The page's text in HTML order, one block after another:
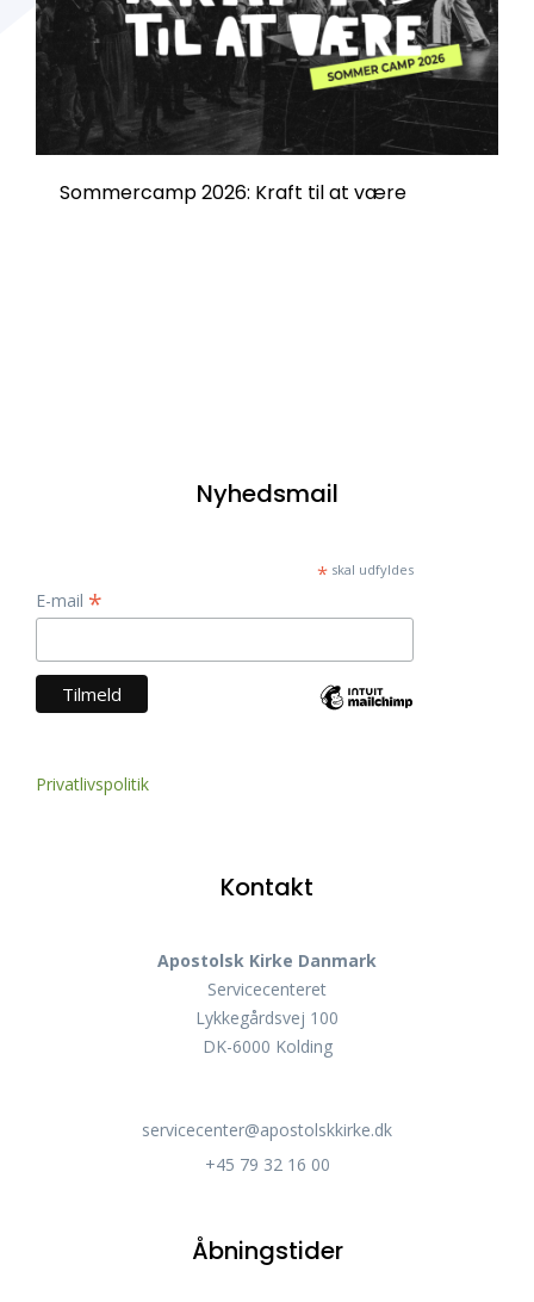
Sommercamp 2026: Kraft til at være
Nyhedsmail
*skal udfyldes
E-mail *
Privatlivspolitik
Kontakt
Apostolsk Kirke Danmark
Servicecenteret
Lykkegårdsvej 100
DK-6000 Kolding
servicecenter@apostolskkirke.dk
+45 79 32 16 00
Åbningstider